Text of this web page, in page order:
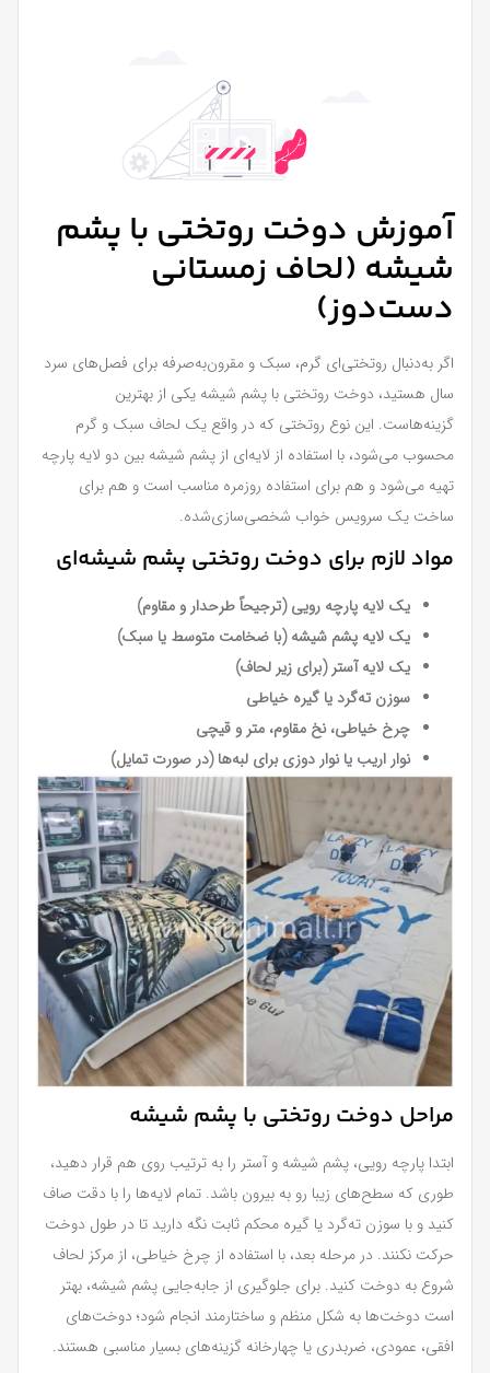
آموزش دوخت روتختی با پشم
شیشه (لحاف زمستانی
دست‌دوز)
اگر به‌دنبال روتختی‌ای گرم، سبک و مقرون‌به‌صرفه برای فصل‌های سرد
سال هستید، دوخت روتختی با پشم شیشه یکی از بهترین
گزینه‌هاست. این نوع روتختی که در واقع یک لحاف سبک و گرم
محسوب می‌شود، با استفاده از لایه‌ای از پشم شیشه بین دو لایه پارچه
تهیه می‌شود و هم برای استفاده روزمره مناسب است و هم برای
ساخت یک سرویس خواب شخصی‌سازی‌شده.
مواد لازم برای دوخت روتختی پشم شیشه‌ای
یک لایه پارچه رویی (ترجیحاً طرحدار و مقاوم)
یک لایه پشم شیشه (با ضخامت متوسط یا سبک)
یک لایه آستر (برای زیر لحاف)
سوزن ته‌گرد یا گیره خیاطی
چرخ خیاطی، نخ مقاوم، متر و قیچی
نوار اریب یا نوار دوزی برای لبه‌ها (در صورت تمایل)
مراحل دوخت روتختی با پشم شیشه
ابتدا پارچه رویی، پشم شیشه و آستر را به ترتیب روی هم قرار دهید،
طوری که سطح‌های زیبا رو به بیرون باشد. تمام لایه‌ها را با دقت صاف
کنید و با سوزن ته‌گرد یا گیره محکم ثابت نگه دارید تا در طول دوخت
حرکت نکنند. در مرحله بعد، با استفاده از چرخ خیاطی، از مرکز لحاف
شروع به دوخت کنید. برای جلوگیری از جابه‌جایی پشم شیشه، بهتر
است دوخت‌ها به شکل منظم و ساختارمند انجام شود؛ دوخت‌های
افقی، عمودی، ضربدری یا چهارخانه گزینه‌های بسیار مناسبی هستند.